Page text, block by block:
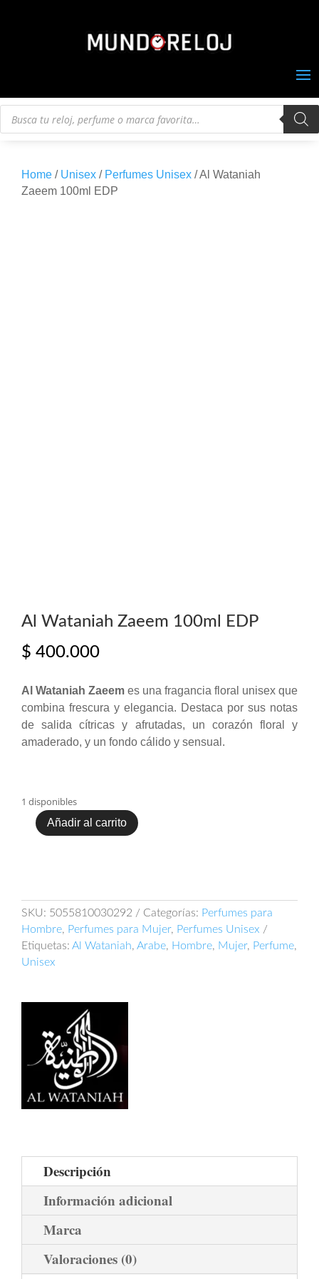
Búsqueda
Home / Unisex / Perfumes Unisex / Al Wataniah
Zaeem 100ml EDP
Al Wataniah Zaeem 100ml EDP
$ 400.000
Al Wataniah Zaeem es una fragancia floral unisex que
combina frescura y elegancia. Destaca por sus notas
de salida cítricas y afrutadas, un corazón floral y
amaderado, y un fondo cálido y sensual.
1 disponibles
cantidad
Añadir al carrito
SKU: 5055810030292 Categorías: Perfumes para
Hombre, Perfumes para Mujer, Perfumes Unisex
Etiquetas: Al Wataniah, Arabe, Hombre, Mujer, Perfume,
Unisex
Descripción
Información adicional
Marca
Valoraciones (0)